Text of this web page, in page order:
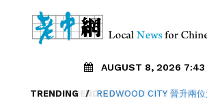
AUGUST 8, 2026 7:43
TRENDING / REDWOOD CITY 晉升兩